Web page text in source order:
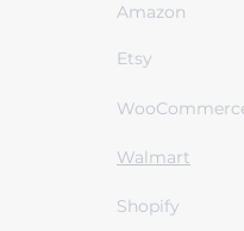
Amazon
Etsy
Walmart
Shopify